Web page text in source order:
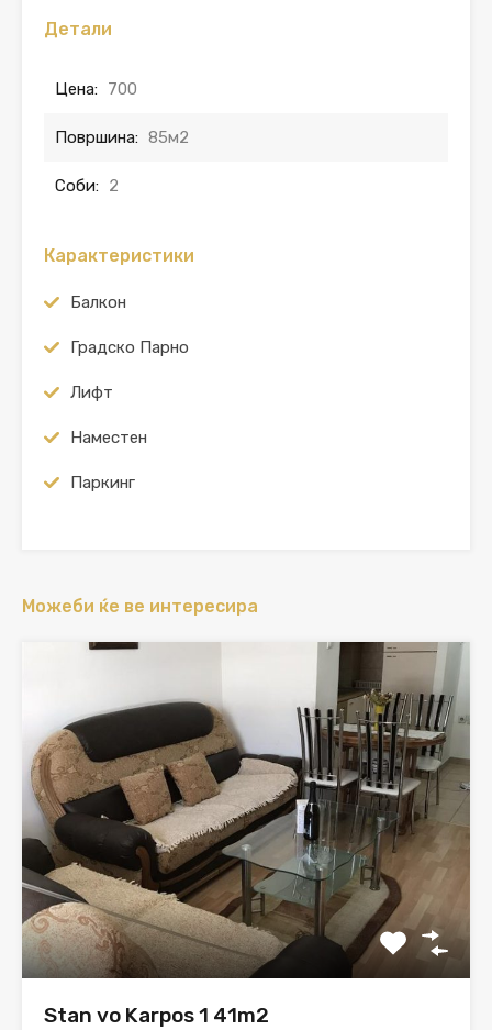
Детали
Цена: 700
Површина: 85м2
Соби: 2
Карактеристики
Балкон
Градско Парно
Лифт
Наместен
Паркинг
Можеби ќе ве интересира
Stan vo Karpos 1 41m2